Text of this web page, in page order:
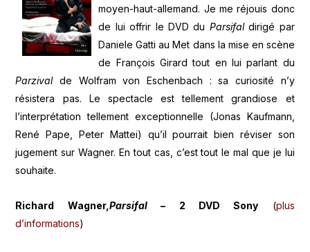
moyen-haut-allemand. Je me réjouis donc
de lui offrir le DVD du Parsifaldirigé par
Daniele Gatti au Met dans la mise en scène
de François Girard tout en lui parlant du
Parzivalde Wolfram von Eschenbach : sa curiosité n’y
résistera pas. Le spectacle est tellement grandiose et
l’interprétation tellement exceptionnelle (Jonas Kaufmann,
René Pape, Peter Mattei) qu’il pourrait bien réviser son
jugement sur Wagner. En tout cas, c’est tout le mal que je lui
souhaite.
Richard Wagner, Parsifal– 2 DVD Sony (plus
d’informations)